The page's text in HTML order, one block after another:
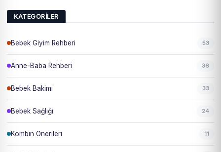
KATEGORILER
Bebek Giyim Rehberi 53
Anne-Baba Rehberi 36
Bebek Bakimi 33
Bebek Sağlığı 24
Kombin Onerileri 11